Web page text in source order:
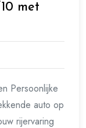
met
Persoonlijke
auto op
rijervaring